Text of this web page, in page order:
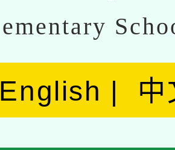
ementary
English 中